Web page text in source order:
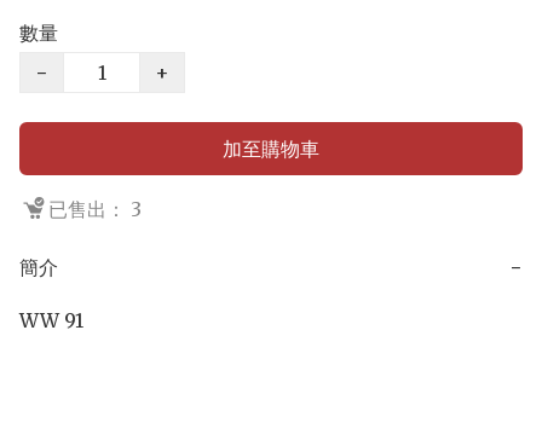
數量
−
+
加至購物車
已售出： 3
簡介 −
WW 91